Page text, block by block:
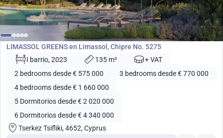
desde€575 000
Desarrollo
LIMASSOL GREENS en Limassol, Chipre No. 5275
I barrio, 2023
135 m²
+ VAT
2 bedrooms desde € 575 000
3 bedrooms desde € 770 000
4 bedrooms desde € 1 660 000
5 Dormitorios desde € 2 020 000
6 Dormitorios desde € 4 340 000
Tserkez Tsifliki, 4652, Cyprus